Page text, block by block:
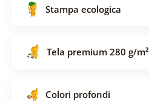
Stampa ecologica
Tela premium 280 g/m²
Colori profondi